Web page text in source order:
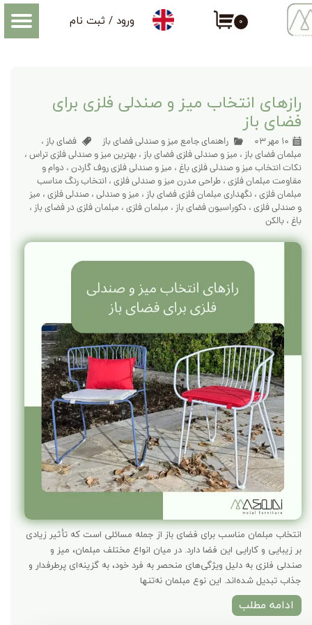
۰ ورود / ثبت نام
حساب کاربری من
سفارشات
خروج از حساب کاربری
رازهای انتخاب میز و صندلی فلزی برای
فضای باز
۱۰ مهر ۰۳ راهنمای جامع میز و صندلی فضای باز فضای باز ،
مبلمان فضای باز ، میز و صندلی فلزی فضای باز ، بهترین میز و صندلی فلزی تراس ،
نکات انتخاب میز و صندلی فلزی باغ ، میز و صندلی فلزی روف گاردن ، دوام و
مقاومت مبلمان فلزی ، طراحی مدرن میز و صندلی فلزی ، انتخاب رنگ مناسب
مبلمان فلزی ، نگهداری مبلمان فلزی فضای باز ، میز و صندلی ، صندلی فلزی ، میز
و صندلی فلزی ، دکوراسیون فضای باز ، مبلمان فلزی ، مبلمان فلزی در فضای باز ،
باغ ، بالکن
انتخاب مبلمان مناسب برای فضای باز از جمله مسائلی است که تأثیر زیادی
بر زیبایی و کارایی این فضا دارد. در میان انواع مختلف مبلمان، میز و
صندلی فلزی به دلیل ویژگی‌های منحصر به فرد خود، به گزینه‌ای پرطرفدار و
جذاب تبدیل شده‌اند. این نوع مبلمان نه‌تنها
ادامه مطلب